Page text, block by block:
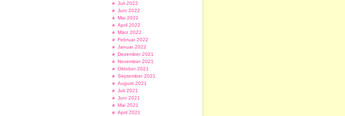
Juli 2022
Juni 2022
Mai 2022
April 2022
März 2022
Februar 2022
Januar 2022
Dezember 2021
November 2021
Oktober 2021
September 2021
August 2021
Juli 2021
Juni 2021
Mai 2021
April 2021